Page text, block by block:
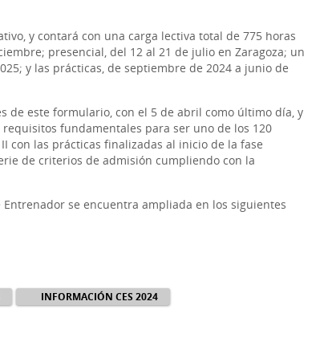
y contará con una carga lectiva total de 775 horas
presencial, del 12 al 21 de julio en Zaragoza; un
y las prácticas, de septiembre de 2024 a junio de
de este formulario, con el 5 de abril como último día, y
fundamentales para ser uno de los 120
con las prácticas finalizadas al inicio de la fase
de criterios de admisión cumpliendo con la
se encuentra ampliada en los siguientes
INFORMACIÓN CES 2024